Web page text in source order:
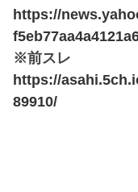
https://
※前スレ
https://
89910/